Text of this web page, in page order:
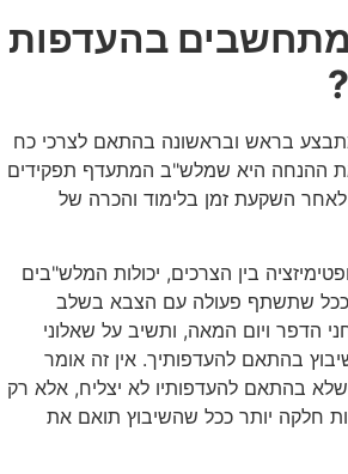
בהעדפות
בראש ובראשונה בהתאם לצרכי כח
ההנחה היא שמלש"ב המתעדף תפקידים
לאחר השקעת זמן בלימוד והכרה של
בין הצרכים, יכולות המלש"בים
ככל שתשתף פעולה עם הצבא בשלב
הדפר ויום המאה, ותשיב על שאלוני
בהתאם להעדפותיך. אין זה אומר
בהתאם להעדפותיו לא יצליח, אלא רק
חלקה יותר ככל שהשיבוץ תואם את